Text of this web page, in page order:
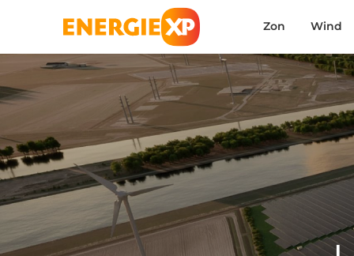
Zon Wind